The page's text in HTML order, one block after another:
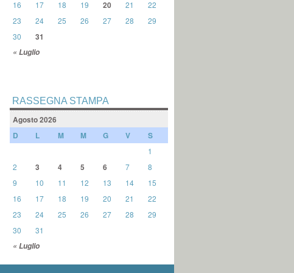
« Luglio
16
17 18 19 20 21
22
23
24 25 26 27 28
29
30
31
RASSEGNA STAMPA
Agosto 2026
D
L M M G V S
« Luglio
1
2
3 4 5 6 7
8
9
10 11 12 13 14
15
16
17 18 19 20 21
22
23
24 25 26 27 28
29
30
31